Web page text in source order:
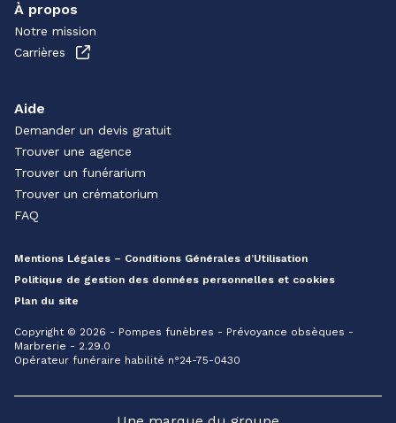
À propos
Notre mission
Carrières
Aide
Demander un devis gratuit
Trouver une agence
Trouver un funérarium
Trouver un crématorium
FAQ
Mentions Légales – Conditions Générales d’Utilisation
Politique de gestion des données personnelles et cookies
Plan du site
Copyright © 2026 - Pompes funèbres - Prévoyance obsèques -
Marbrerie - 2.29.0
Opérateur funéraire habilité n°24-75-0430